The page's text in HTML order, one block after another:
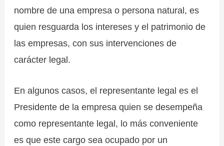
nombre de una empresa o persona natural, es
quien resguarda los intereses y el patrimonio de
las empresas, con sus intervenciones de
carácter legal.
En algunos casos, el representante legal es el
Presidente de la empresa quien se desempeña
como representante legal, lo más conveniente
es que este cargo sea ocupado por un